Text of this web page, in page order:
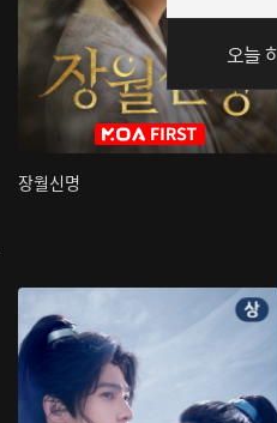
장월신명
오늘